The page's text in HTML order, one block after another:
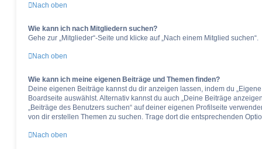
Nach oben
Wie kann ich nach Mitgliedern suchen?
Gehe zur „Mitglieder“-Seite und klicke auf „Nach einem Mitglied suchen“.
Nach oben
Wie kann ich meine eigenen Beiträge und Themen finden?
Deine eigenen Beiträge kannst du dir anzeigen lassen, indem du
Boardseite auswählst. Alternativ kannst du auch „Deine Beiträge
„Beiträge des Benutzers suchen“ auf deiner eigenen Profilseite
von dir erstellen Themen zu suchen. Trage dort die entsprechenden
Nach oben